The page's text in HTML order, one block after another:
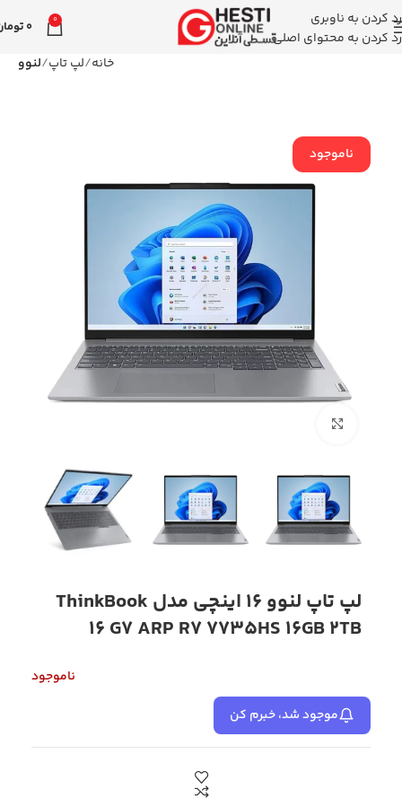
رد کردن به ناوبری
رد کردن به محتوای اصلی
0
0
خانه لپ تاپ لنوو
ناموجود
لپ تاپ لنوو 16 اینچی مدل ThinkBook
16 G7 ARP R7 7735HS 16GB 2TB
ناموجود
موجود شد، خبرم کن